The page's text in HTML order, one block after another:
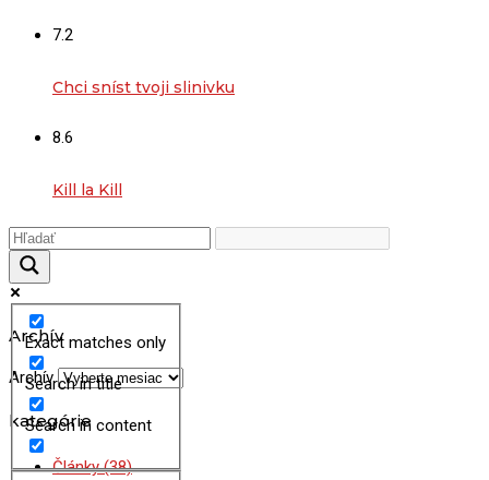
7.2
Chci sníst tvoji slinivku
8.6
Kill la Kill
Exact matches only
Search in title
Search in content
Archív
Archív
kategórie
Články(38)